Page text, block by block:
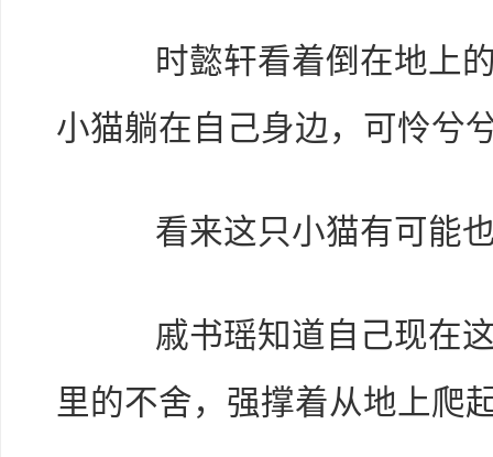
时懿轩看着倒在地上的
小猫躺在自己身边，可怜兮
看来这只小猫有可能也
戚书瑶知道自己现在这
里的不舍，强撑着从地上爬